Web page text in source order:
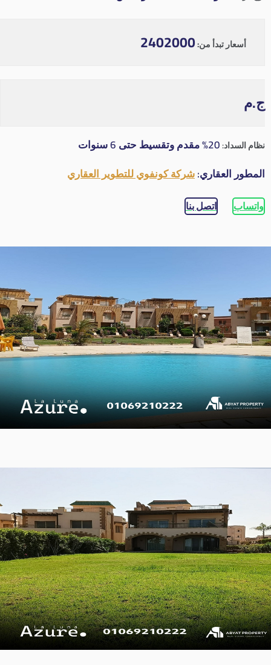
أسعار تبدأ من:2402000
ج.م
نظام السداد:20% مقدم وتقسيط حتى 6 سنوات
المطور العقاري:شركة كونفوي للتطوير العقاري
واتساب اتصل بنا